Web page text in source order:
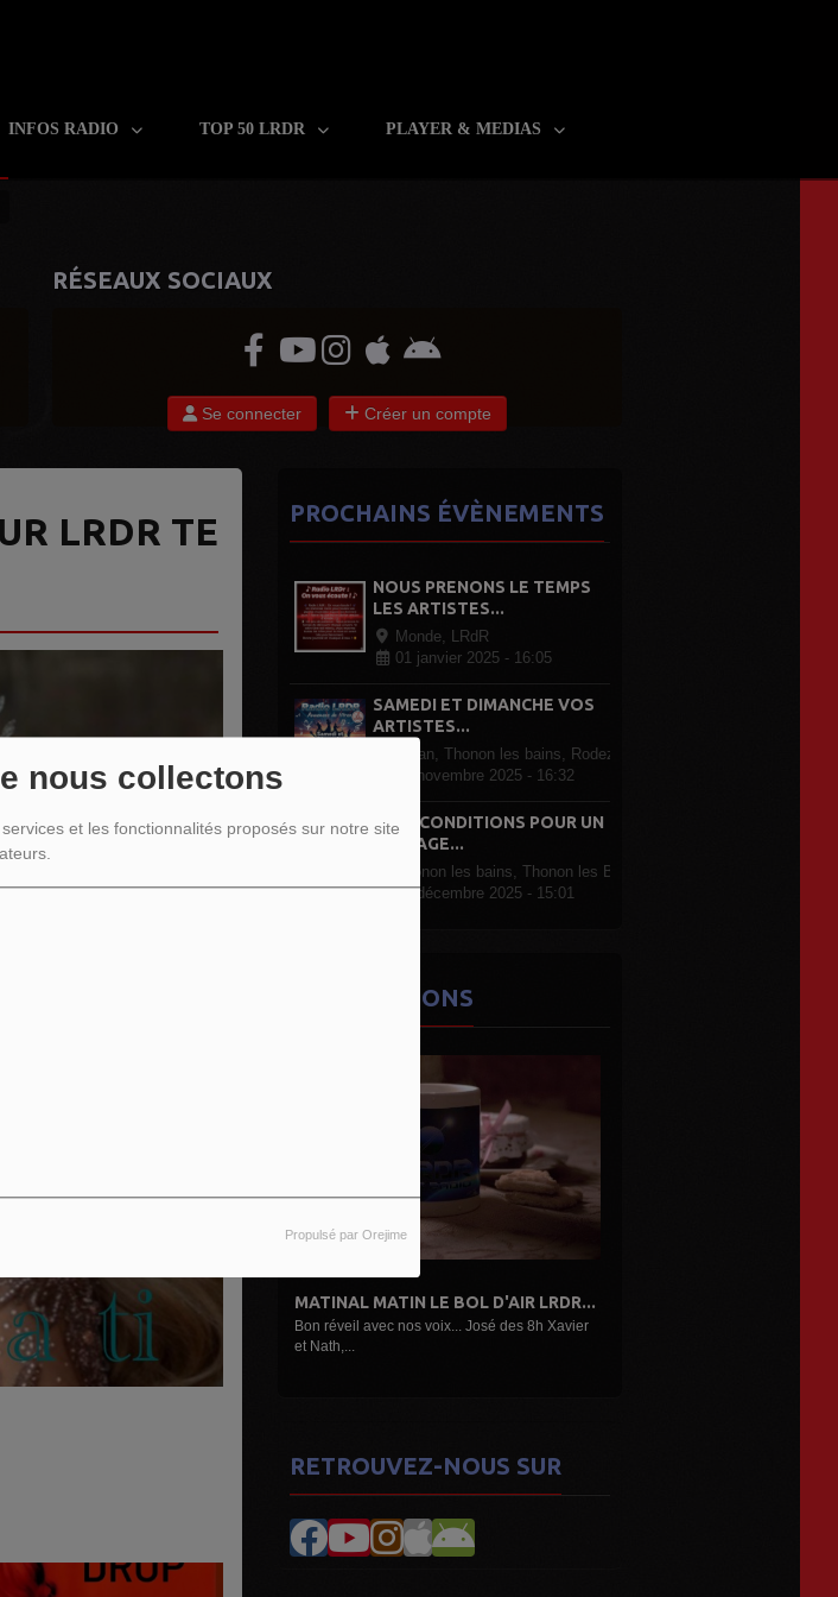
nous collectons
et les fonctionnalités proposés sur notre site
Propulsé par Orejime
INFOS RADIO TOP 50 LRDR PLAYER & MEDIAS
RÉSEAUX SOCIAUX
Se connecter Créer un compte
LRDR TE
PROCHAINS ÉVÈNEMENTS
NOUS PRENONS LE TEMPS
LES ARTISTES...
Monde, LRdR
01 janvier 2025 - 16:05
SAMEDI ET DIMANCHE VOS
ARTISTES...
Evian, Thonon les bains, Rodez Paris, partout en France
07 novembre 2025 - 16:32
LRDR CONDITIONS POUR UN
PASSAGE...
Thonon les bains, Thonon les Bains
07 décembre 2025 - 15:01
LES ÉMISSIONS
MATINAL MATIN LE BOL D'AIR LRDR...
Bon réveil avec nos voix... José des 8h Xavier
et Nath,...
RETROUVEZ-NOUS SUR